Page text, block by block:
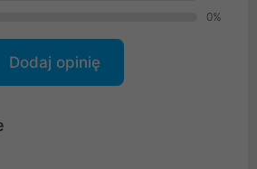
0%
Dodaj opinię